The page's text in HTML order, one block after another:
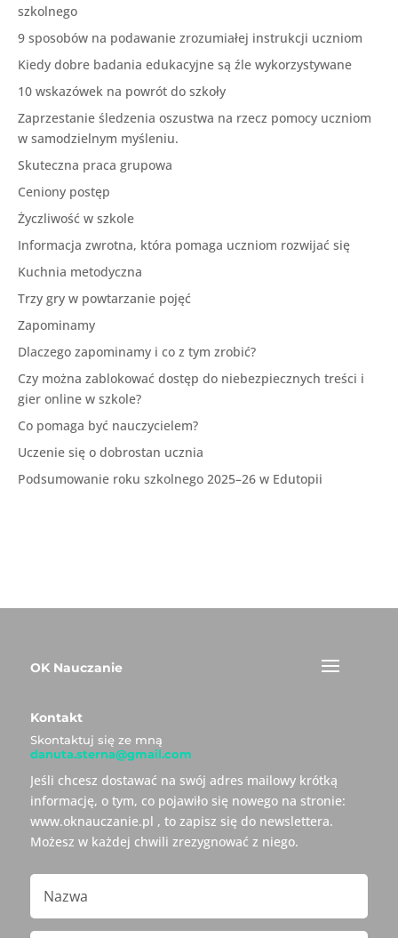
szkolnego
9 sposobów na podawanie zrozumiałej instrukcji uczniom
Kiedy dobre badania edukacyjne są źle wykorzystywane
10 wskazówek na powrót do szkoły
Zaprzestanie śledzenia oszustwa na rzecz pomocy uczniom
w samodzielnym myśleniu.
Skuteczna praca grupowa
Ceniony postęp
Życzliwość w szkole
Informacja zwrotna, która pomaga uczniom rozwijać się
Kuchnia metodyczna
Trzy gry w powtarzanie pojęć
Zapominamy
Dlaczego zapominamy i co z tym zrobić?
Czy można zablokować dostęp do niebezpiecznych treści i
gier online w szkole?
Co pomaga być nauczycielem?
Uczenie się o dobrostan ucznia
Podsumowanie roku szkolnego 2025–26 w Edutopii
OK Nauczanie
Kontakt
Skontaktuj się ze mną
danuta.sterna@gmail.com
Jeśli chcesz dostawać na swój adres mailowy krótką
informację, o tym, co pojawiło się nowego na stronie:
www.oknauczanie.pl , to zapisz się do newslettera.
Możesz w każdej chwili zrezygnować z niego.